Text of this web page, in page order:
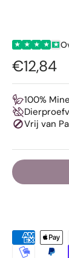
★ ★ ★ ★ ★
€12,84
100%
Vrij van